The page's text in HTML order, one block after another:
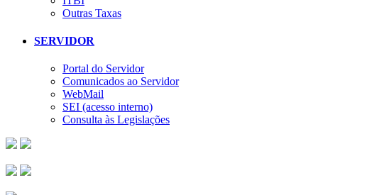
Outras Taxas
SERVIDOR
Portal do Servidor
Comunicados ao Servidor
WebMail
SEI (acesso interno)
Consulta às Legislações